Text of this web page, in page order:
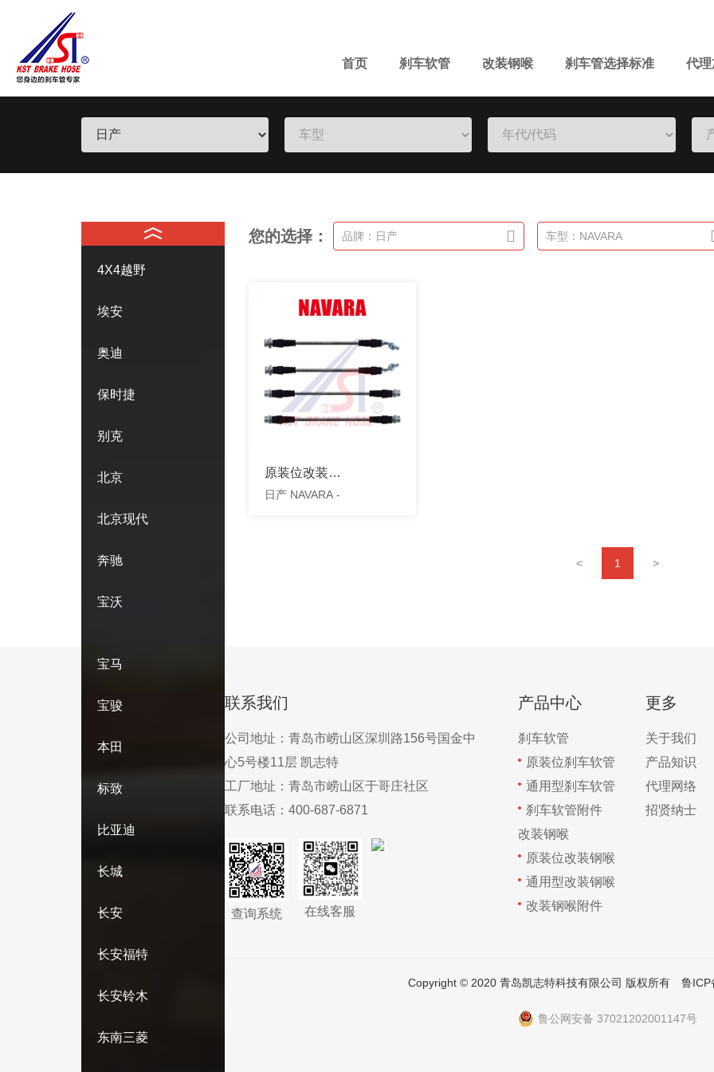
首页 刹车软管 改装钢喉 刹车管选择标准 代
4X4越野
埃安
奥迪
保时捷
别克
北京
北京现代
奔驰
宝沃
宝马
宝骏
本田
标致
比亚迪
长城
长安
长安福特
长安铃木
东南三菱
您的选择： 品牌：日产 车型：NAVARA
原装位改装钢
喉
日产 NAVARA -
< 1 >
联系我们
公司地址： 青岛市崂山区深圳路156号国金中
心5号楼11层 凯志特
工厂地址： 青岛市崂山区于哥庄社区
联系电话： 400-687-6871
查询系统 在线客服
产品中心
刹车软管
原装位刹车软管
通用型刹车软管
刹车软管附件
改装钢喉
原装位改装钢喉
通用型改装钢喉
改装钢喉附件
更多
关于我们
产品知识
代理网络
招贤纳士
Copyright © 2020 青岛凯志特科技有限公司 版权所有 鲁ICP
鲁公网安备 37021202001147号